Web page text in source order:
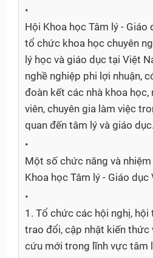
Hội Khoa học Tâm lý -
tổ chức khoa học chuyên
lý học và giáo dục tại Việt
nghề nghiệp phi lợi nhuận,
đoàn kết các nhà khoa học,
viên, chuyên gia làm việc
quan đến tâm lý và giáo dục.
Một số chức năng và
Khoa học Tâm lý - Giáo
1. Tổ chức các hội nghị,
trao đổi, cập nhật kiến thức
cứu mới trong lĩnh vực tâm